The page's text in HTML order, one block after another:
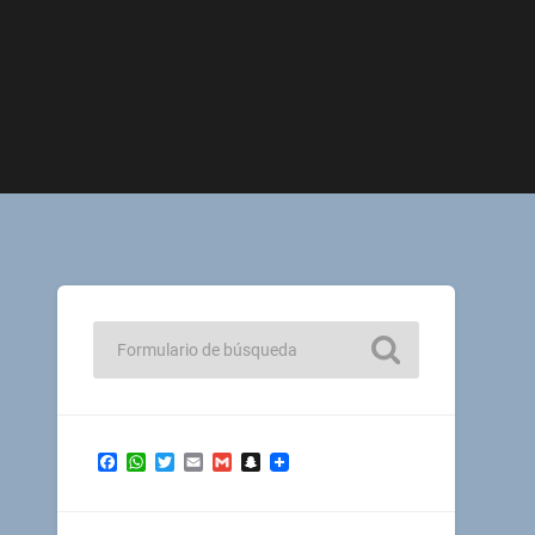
Facebook
WhatsApp
TwitterEmailGmailSnapchat